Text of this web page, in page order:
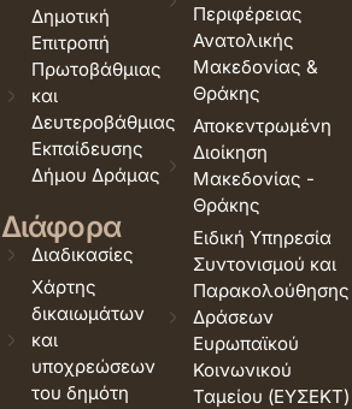
Δημοτική
Επιτροπή
Πρωτοβάθμιας
και
Δευτεροβάθμιας
Εκπαίδευσης
Δήμου Δράμας
Διάφορα
Διαδικασίες
Χάρτης
δικαιωμάτων
και
υποχρεώσεων
του δημότη
Περιφέρειας
Ανατολικής
Μακεδονίας &
Θράκης
Αποκεντρωμένη
Διοίκηση
Μακεδονίας -
Θράκης
Ειδική Υπηρεσία
Συντονισμού και
Παρακολούθησης
Δράσεων
Ευρωπαϊκού
Κοινωνικού
Ταμείου (ΕΥΣΕΚΤ)